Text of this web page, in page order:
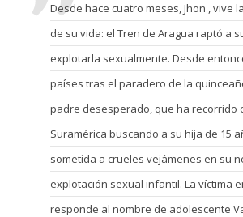
Desde hace cuatro meses, Jhon , vive
de su vida: el Tren de Aragua raptó a
explotarla sexualmente. Desde
países tras el paradero de la
padre desesperado, que ha recorrido
Suramérica buscando a su hija de 15
sometida a crueles vejámenes en su
explotación sexual infantil. La víctima
responde al nombre de adolescente